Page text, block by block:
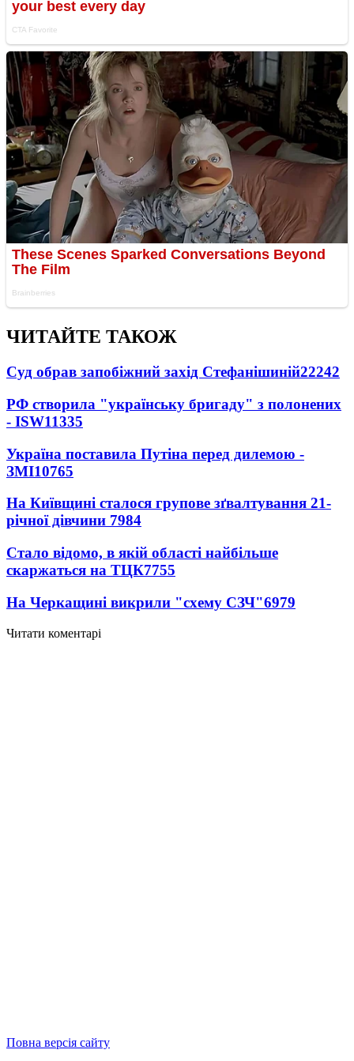
ЧИТАЙТЕ ТАКОЖ
Суд обрав запобіжний захід Стефанішиній22242
РФ створила "українську бригаду" з полонених
- ISW11335
Україна поставила Путіна перед дилемою -
ЗМІ10765
На Київщині сталося групове зґвалтування 21-
річної дівчини 7984
Стало відомо, в якій області найбільше
скаржаться на ТЦК7755
На Черкащині викрили "схему СЗЧ"6979
Читати коментарі
Повна версія сайту